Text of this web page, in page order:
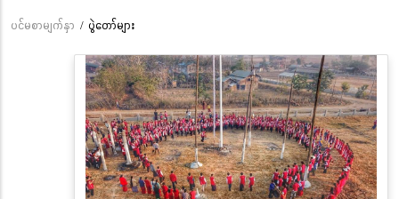
Breadcrumb
ပင်မစာမျက်နှာ / ပွဲတော်များ